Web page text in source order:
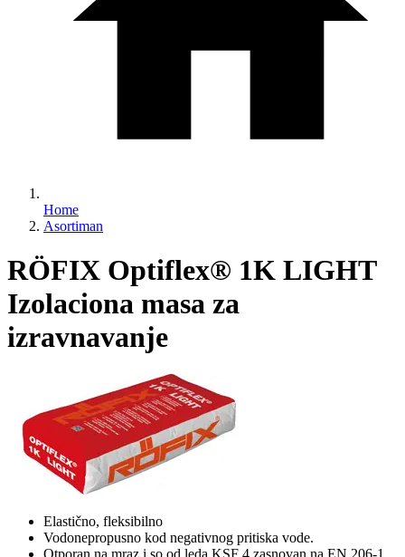
Home
Asortiman
RÖFIX Optiflex® 1K LIGHT
Izolaciona masa za
izravnavanje
Elastično, fleksibilno
Vodonepropusno kod negativnog pritiska vode.